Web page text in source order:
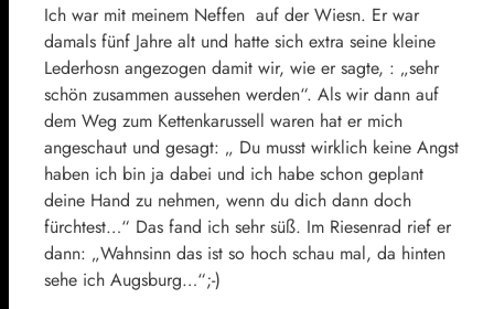
Ich war mit meinem Neffen auf der Wiesn. Er war
damals fünf Jahre alt und hatte sich extra seine kleine
Lederhosn angezogen damit wir, wie er sagte, : „sehr
schön zusammen aussehen werden“. Als wir dann auf
dem Weg zum Kettenkarussell waren hat er mich
angeschaut und gesagt: „ Du musst wirklich keine Angst
haben ich bin ja dabei und ich habe schon geplant
deine Hand zu nehmen, wenn du dich dann doch
fürchtest…“ Das fand ich sehr süß. Im Riesenrad rief er
dann: „Wahnsinn das ist so hoch schau mal, da hinten
sehe ich Augsburg…“;-)